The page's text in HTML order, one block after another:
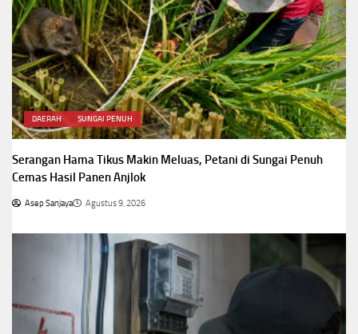
DAERAH SUNGAI PENUH
Serangan Hama Tikus Makin Meluas, Petani di Sungai Penuh
Cemas Hasil Panen Anjlok
Asep Sanjaya Agustus 9, 2026